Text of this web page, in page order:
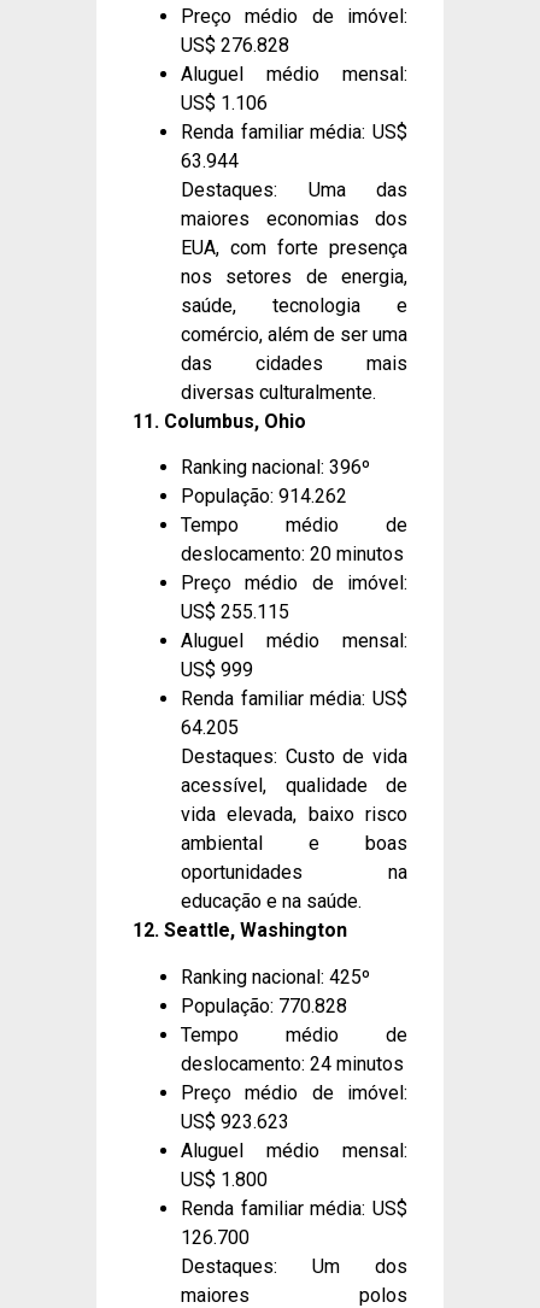
Preço médio de imóvel:
US$ 276.828
Aluguel médio mensal:
US$ 1.106
Renda familiar média: US$
63.944
Destaques: Uma das
maiores economias dos
EUA, com forte presença
nos setores de energia,
saúde, tecnologia e
comércio, além de ser uma
das cidades mais
diversas culturalmente.
11. Columbus, Ohio
Ranking nacional: 396º
População: 914.262
Tempo médio de
deslocamento: 20 minutos
Preço médio de imóvel:
US$ 255.115
Aluguel médio mensal:
US$ 999
Renda familiar média: US$
64.205
Destaques: Custo de vida
acessível, qualidade de
vida elevada, baixo risco
ambiental e boas
oportunidades na
educação e na saúde.
12. Seattle, Washington
Ranking nacional: 425º
População: 770.828
Tempo médio de
deslocamento: 24 minutos
Preço médio de imóvel:
US$ 923.623
Aluguel médio mensal:
US$ 1.800
Renda familiar média: US$
126.700
Destaques: Um dos
maiores polos